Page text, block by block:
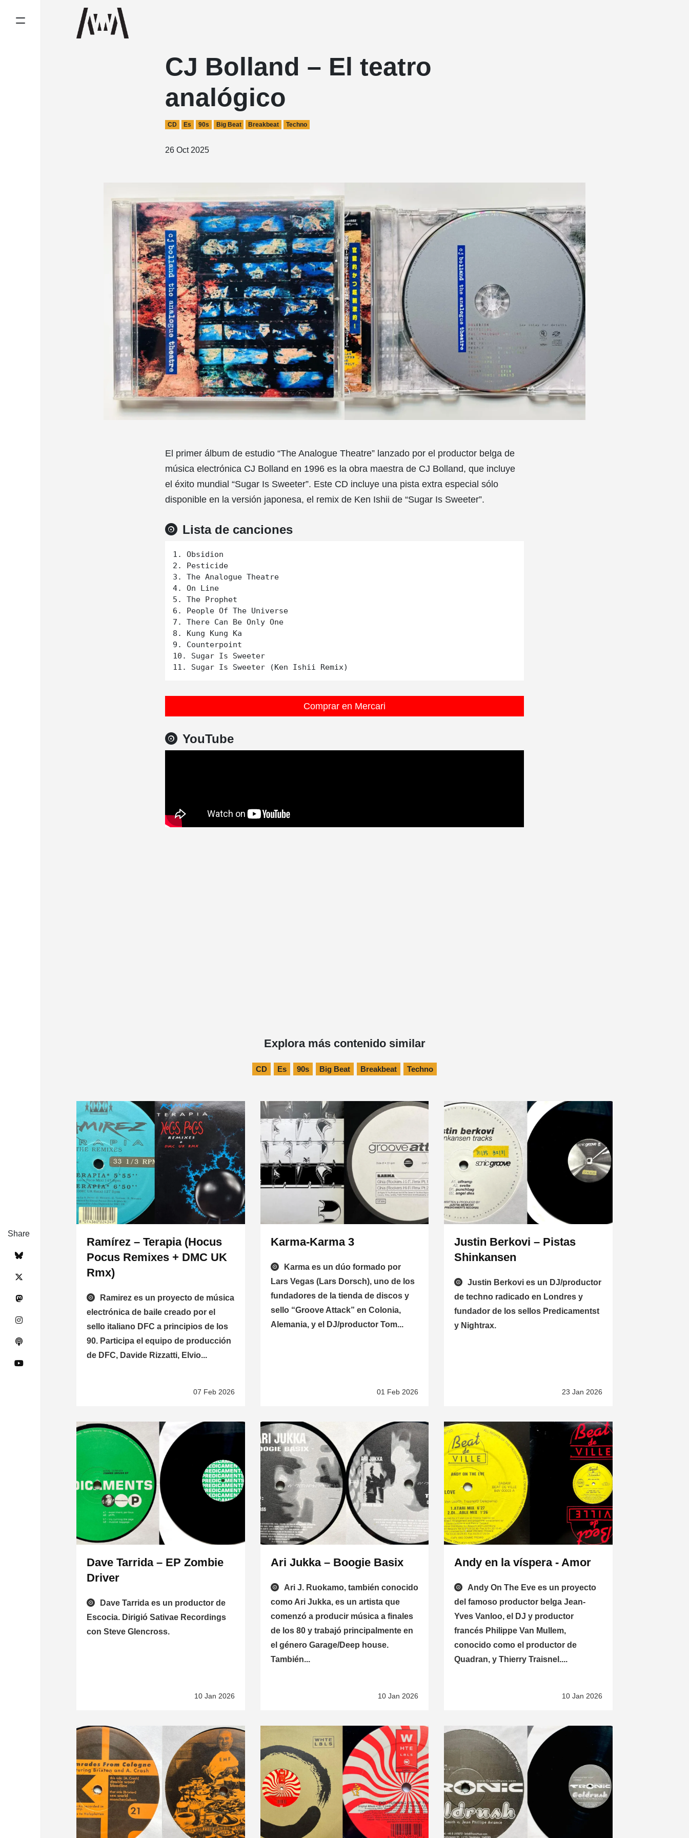
CJ Bolland – El teatro
analógico
CD Es 90s Big Beat Breakbeat Techno
26 Oct 2025
El primer álbum de estudio “The Analogue Theatre” lanzado por el productor belga de
música electrónica CJ Bolland en 1996 es la obra maestra de CJ Bolland, que incluye
el éxito mundial “Sugar Is Sweeter”. Este CD incluye una pista extra especial sólo
disponible en la versión japonesa, el remix de Ken Ishii de “Sugar Is Sweeter”.
Lista de canciones
1. Obsidion
2. Pesticide
3. The Analogue Theatre
4. On Line
5. The Prophet
6. People Of The Universe
7. There Can Be Only One
8. Kung Kung Ka
9. Counterpoint
10. Sugar Is Sweeter
Comprar en Mercari
YouTube
Share
Explora más contenido similar
CD Es 90s Big Beat Breakbeat Techno
Ramírez – Terapia (Hocus
Pocus Remixes + DMC UK
Rmx)
Ramirez es un proyecto de música
electrónica de baile creado por el
sello italiano DFC a principios de los
90. Participa el equipo de producción
de DFC, Davide Rizzatti, Elvio...
07 Feb 2026
Karma-Karma 3
Karma es un dúo formado por
Lars Vegas (Lars Dorsch), uno de los
fundadores de la tienda de discos y
sello “Groove Attack” en Colonia,
Alemania, y el DJ/productor Tom...
01 Feb 2026
Justin Berkovi – Pistas
Shinkansen
Justin Berkovi es un DJ/productor
de techno radicado en Londres y
fundador de los sellos Predicamentst
y Nightrax.
23 Jan 2026
Dave Tarrida – EP Zombie
Driver
Dave Tarrida es un productor de
Escocia. Dirigió Sativae Recordings
con Steve Glencross.
10 Jan 2026
Ari Jukka – Boogie Basix
Ari J. Ruokamo, también conocido
como Ari Jukka, es un artista que
comenzó a producir música a finales
de los 80 y trabajó principalmente en
el género Garage/Deep house.
También...
10 Jan 2026
Andy en la víspera - Amor
Andy On The Eve es un proyecto
del famoso productor belga Jean-
Yves Vanloo, el DJ y productor
francés Philippe Van Mullem,
conocido como el productor de
Quadran, y Thierry Traisnel....
10 Jan 2026